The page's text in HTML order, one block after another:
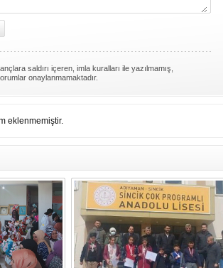
saldırı içeren, imla kuralları ile yazılmamış,
onaylanmamaktadır.
eklenmemiştir.